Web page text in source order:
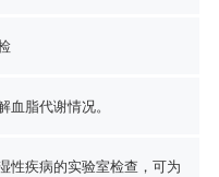
血脂代谢情况。
性疾病的实验室检查，可为